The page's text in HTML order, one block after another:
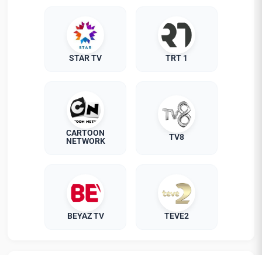
STAR TV TRT 1
CARTOON
NETWORK
TV8
BEYAZ TV TEVE2